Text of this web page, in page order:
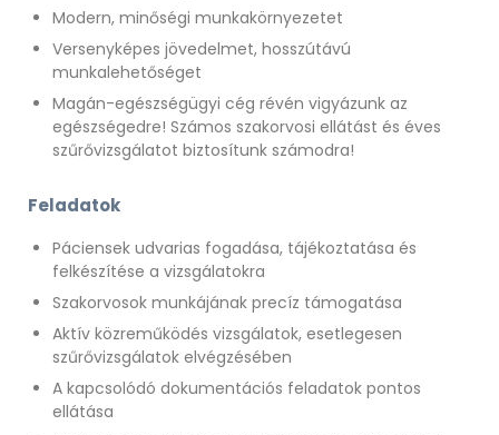
Modern, minőségi munkakörnyezetet
Versenyképes jövedelmet, hosszútávú
munkalehetőséget
Magán-egészségügyi cég révén vigyázunk az
egészségedre! Számos szakorvosi ellátást és éves
szűrővizsgálatot biztosítunk számodra!
Feladatok
Páciensek udvarias fogadása, tájékoztatása és
felkészítése a vizsgálatokra
Szakorvosok munkájának precíz támogatása
Aktív közreműködés vizsgálatok, esetlegesen
szűrővizsgálatok elvégzésében
A kapcsolódó dokumentációs feladatok pontos
ellátása